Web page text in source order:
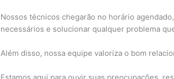
Nossos técnicos chegarão no horário
necessários e solucionar qualquer problema
Além disso, nossa equipe valoriza o bom